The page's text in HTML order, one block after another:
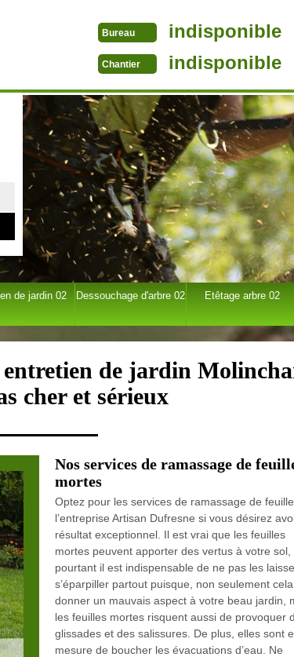
Bureau indisponible
Chantier indisponible
de jardin 02 Dessouchage d'arbre 02 Etêtage arbre 02
entretien de jardin
cher et sérieux
Nos services de ramassage de
mortes
Optez pour les services de ramassage de
l’entreprise Artisan Dufresne si vous désirez
résultat exceptionnel. Il est vrai que les feuilles
mortes peuvent apporter des vertus à votre sol,
pourtant il est indispensable de ne pas les
s’éparpiller partout puisque, non seulement
donner un mauvais aspect à votre beau jardin,
les feuilles mortes risquent aussi de provoquer
glissades et des salissures. De plus, elles sont
mesure de boucher les évacuations d’eau. Ne